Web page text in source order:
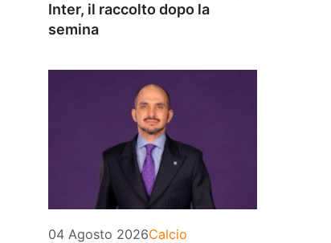
Inter, il raccolto dopo la
semina
04 Agosto 2026Categorie
Calcio